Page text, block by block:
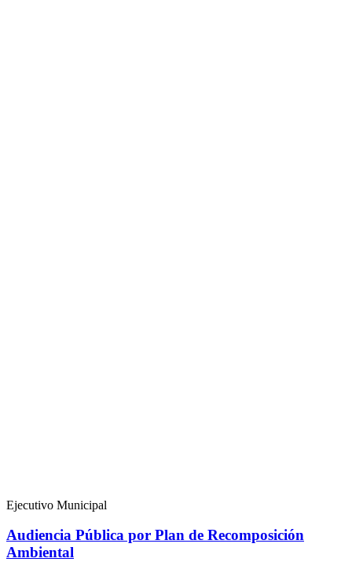
Ejecutivo Municipal
Audiencia Pública por Plan de Recomposición
Ambiental